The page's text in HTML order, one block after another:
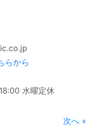
らから
水曜定休
次へ »